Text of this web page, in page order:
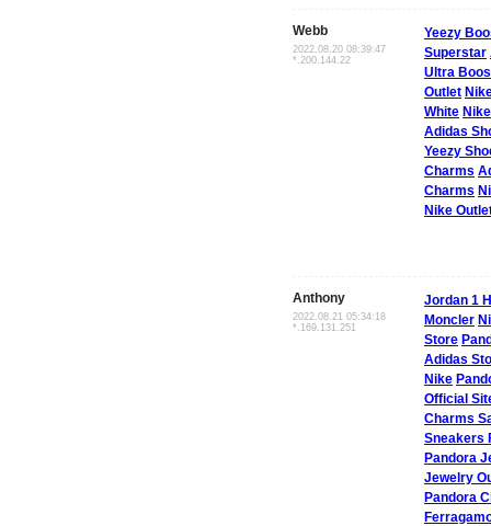
Webb
2022.08.20 08:39:47
*.200.144.22
Yeezy
Superstar
Ultra
Outlet
White
Adidas
Yeezy
Charms
Charms
Nike
Anthony
2022.08.21 05:34:18
*.169.131.251
Jordan 1
Moncler
Store
Adidas
Nike
Official
Charms
Sneakers
Pandora
Jewelry
Pandora